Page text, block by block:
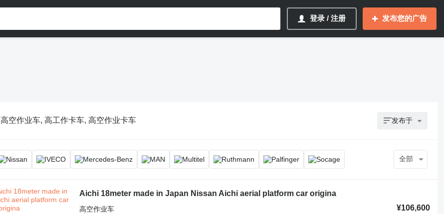
登录 / 注册 发布您的广告
高空作业车, 高工作卡车, 高空作业卡车 发布于
全部
Aichi 18meter made in Japan Nissan Aichi aerial platform car origina
¥106,600
高空作业车